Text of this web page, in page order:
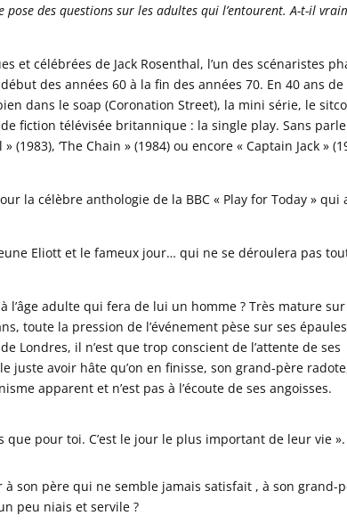
pose des questions sur les adultes qui l’entourent. A-t-il
et célébrées de Jack Rosenthal, l’un des scénaristes
des années 60 à la fin des années 70. En 40 ans de
dans le soap (Coronation Street), la mini série, le
fiction télévisée britannique : la single play. Sans
‘The Chain » (1984) ou encore « Captain Jack »
la célèbre anthologie de la BBC « Play for Today » qui
Eliott et le fameux jour… qui ne se déroulera pas
l’âge adulte qui fera de lui un homme ? Très mature sur
toute la pression de l’événement pèse sur ses
Londres, il n’est que trop conscient de l’attente de ses
juste avoir hâte qu’on en finisse, son grand-père
apparent et n’est pas à l’écoute de ses angoisses.
pour toi. C’est le jour le plus important de leur vie ».
son père qui ne semble jamais satisfait , à son grand-
peu niais et servile ?